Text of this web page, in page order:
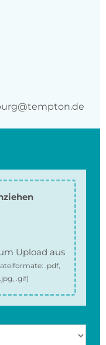
Upload aus
.pdf,
.gif)